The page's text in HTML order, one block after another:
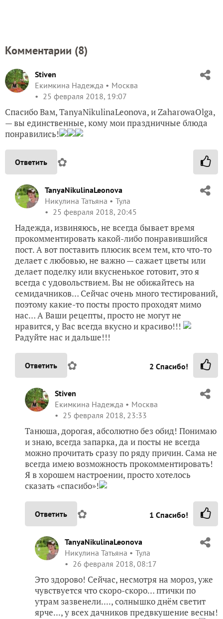
Комментарии (8)
Stiven
Екимкина Надежда
Москва
25 февраля 2018, 19:07
Спасибо Вам, TanyaNikulinaLeonova, и ZaharowaOlga,
— вы единственные, кому мои праздничные блюда
понравились!
Ответить ✿
TanyaNikulinaLeonova
Никулина Татьяна
Тула
25 февраля 2018, 20:45
Надежда, извиняюсь, не всегда бывает время
прокомментировать какой-либо понравившийся
пост. А вот поставить плюсик всем тем, кто что-то
делает с любовью, не важно — сажает цветы или
делает поделку или вкусненькое готовит, это я
всегда с удовольствием. Вы не обижайтесь на
семидачников… Сейчас очень много тестирований,
поэтому какие-то посты просто проходят мимо
нас… А Ваши рецепты, просто не могут не
нравится, у Вас всегда вкусно и красиво!!!
Радуйте нас и дальше!!!
Ответить ✿ 2 Спасибо!
Stiven
Екимкина Надежда
Москва
25 февраля 2018, 23:33
Танюша, дорогая, абсолютно без обид! Понимаю
и знаю, всегда запарка, да и посты не всегда
можно прочитать сразу по ряду причин. Сама не
всегда имею возможность прокомментировать!
Я в хорошем настроении, просто хотелось
сказать «спасибо»!
Ответить ✿ 1 Спасибо!
TanyaNikulinaLeonova
Никулина Татьяна
Тула
26 февраля 2018, 08:17
Это здорово! Сейчас, несмотря на мороз, уже
чувствуется что скоро-скоро… птички по
утрам зазвенели...., солнышко днём светит
ярче..., у всех дачников предвкушение весны!